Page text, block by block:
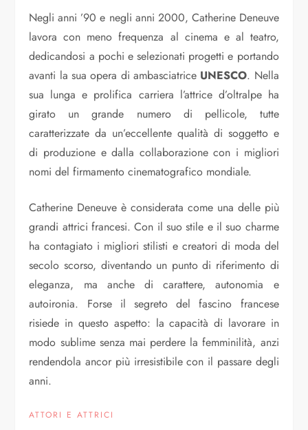
Negli anni ’90 e negli anni 2000, Catherine Deneuve
lavora con meno frequenza al cinema e al teatro,
dedicandosi a pochi e selezionati progetti e portando
avanti la sua opera di ambasciatrice UNESCO. Nella
sua lunga e prolifica carriera l’attrice d’oltralpe ha
girato un grande numero di pellicole, tutte
caratterizzate da un’eccellente qualità di soggetto e
di produzione e dalla collaborazione con i migliori
nomi del firmamento cinematografico mondiale.
Catherine Deneuve è considerata come una delle più
grandi attrici francesi. Con il suo stile e il suo charme
ha contagiato i migliori stilisti e creatori di moda del
secolo scorso, diventando un punto di riferimento di
eleganza, ma anche di carattere, autonomia e
autoironia. Forse il segreto del fascino francese
risiede in questo aspetto: la capacità di lavorare in
modo sublime senza mai perdere la femminilità, anzi
rendendola ancor più irresistibile con il passare degli
anni.
ATTORI E ATTRICI